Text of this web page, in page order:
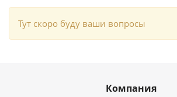
Тут скоро буду ваши вопросы
Компания